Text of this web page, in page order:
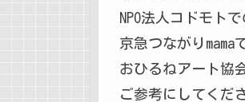
NPO法人コドモト
京急つながりmama
おひるねアート協
ご参考にしてく